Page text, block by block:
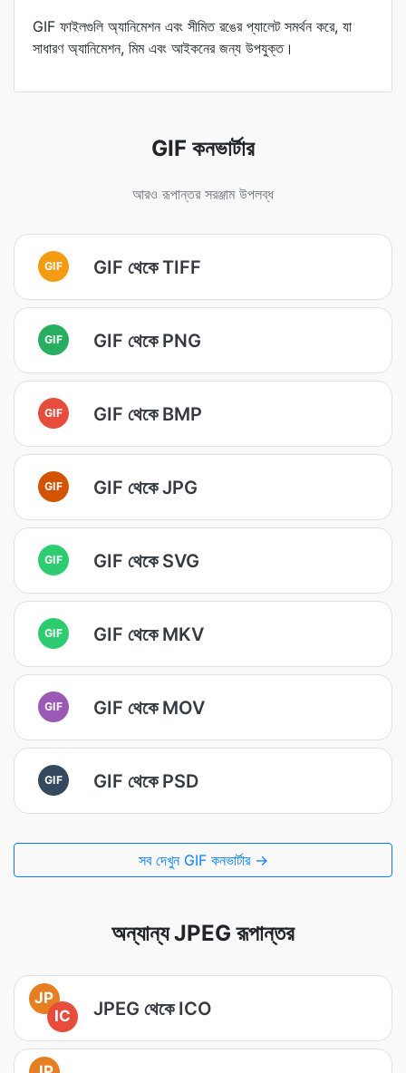
GIF ফাইলগুলি অ্যানিমেশন এবং সীমিত রঙের প্যালেট সমর্থন করে, যা
সাধারণ অ্যানিমেশন, মিম এবং আইকনের জন্য উপযুক্ত।
GIF কনভার্টার
আরও রূপান্তর সরঞ্জাম উপলব্ধ
GIF GIF থেকে TIFF
GIF GIF থেকে PNG
GIF GIF থেকে BMP
GIF GIF থেকে JPG
GIF GIF থেকে SVG
GIF GIF থেকে MKV
GIF GIF থেকে MOV
GIF GIF থেকে PSD
সব দেখুন GIF কনভার্টার →
অন্যান্য JPEG রূপান্তর
JP
IC
JPEG থেকে ICO